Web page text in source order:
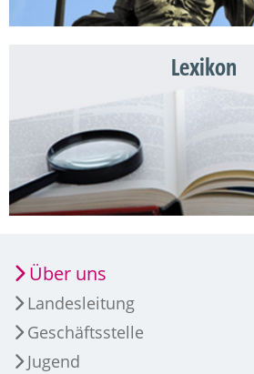
Lexikon
Über uns
Landesleitung
Geschäftsstelle
Jugend